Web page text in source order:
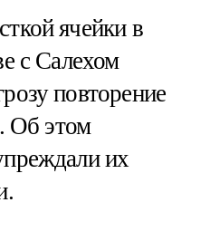
ячейки в
с Салехом
повторение
Об этом
их